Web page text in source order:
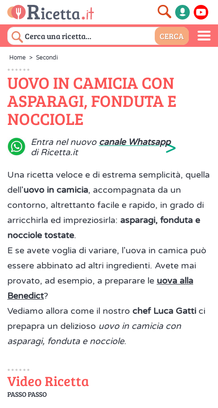
Home > Secondi
UOVO IN CAMICIA CON
ASPARAGI, FONDUTA E
NOCCIOLE
Entra nel nuovo canale Whatsapp
di Ricetta.it
>
Una ricetta veloce e di estrema semplicità, quella
dell'uovo in camicia, accompagnata da un
contorno, altrettanto facile e rapido, in grado di
arricchirla ed impreziosirla: asparagi, fonduta e
nocciole tostate.
E se avete voglia di variare, l'uova in camica può
essere abbinato ad altri ingredienti. Avete mai
provato, ad esempio, a preparare le uova alla
Benedict?
Vediamo allora come il nostro chef Luca Gatti ci
prepapra un delizioso uovo in camicia con
asparagi, fonduta e nocciole.
Video Ricetta
PASSO PASSO